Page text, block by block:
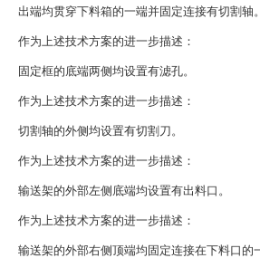
出端均贯穿下料箱的一端并固定连接有切割轴。
作为上述技术方案的进一步描述：
固定框的底端两侧均设置有滤孔。
作为上述技术方案的进一步描述：
切割轴的外侧均设置有切割刀。
作为上述技术方案的进一步描述：
输送架的外部左侧底端均设置有出料口。
作为上述技术方案的进一步描述：
输送架的外部右侧顶端均固定连接在下料口